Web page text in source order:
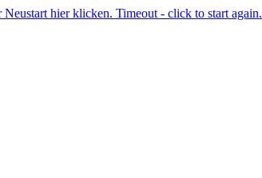
Neustart hier klicken. Timeout - click to start again.